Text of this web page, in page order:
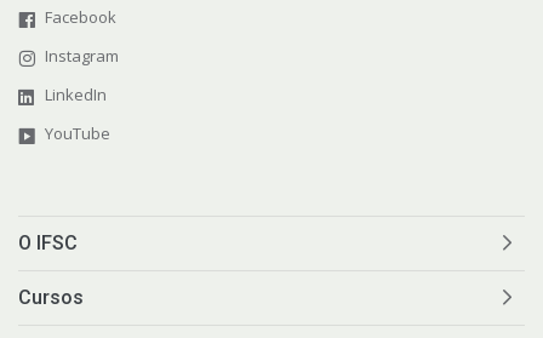
Facebook
Instagram
LinkedIn
YouTube
O IFSC
Cursos